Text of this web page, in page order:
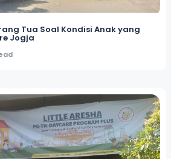
Tua Soal Kondisi Anak yang
Jogja